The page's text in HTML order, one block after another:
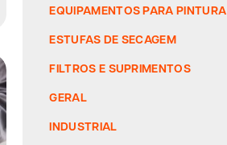
EQUIPAMENTOS PARA PINTURA
ESTUFAS DE SECAGEM
FILTROS E SUPRIMENTOS
GERAL
INDUSTRIAL